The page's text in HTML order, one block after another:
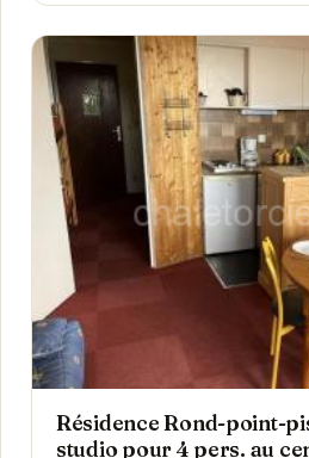
Résidence Rond-point-
studio pour 4 pers. au